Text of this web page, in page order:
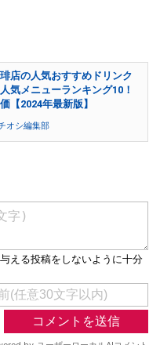
店の人気おすすめドリンク
気メニューランキング10！
【2024年最新版】
オシ編集部